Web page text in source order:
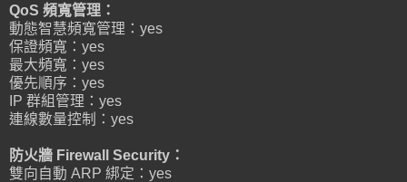
QoS 頻寬管理：
動態智慧頻寬管理：yes
保證頻寬：yes
最大頻寬：yes
優先順序：yes
IP 群組管理：yes
連線數量控制：yes
防火牆 Firewall Security：
雙向自動 ARP 綁定：yes